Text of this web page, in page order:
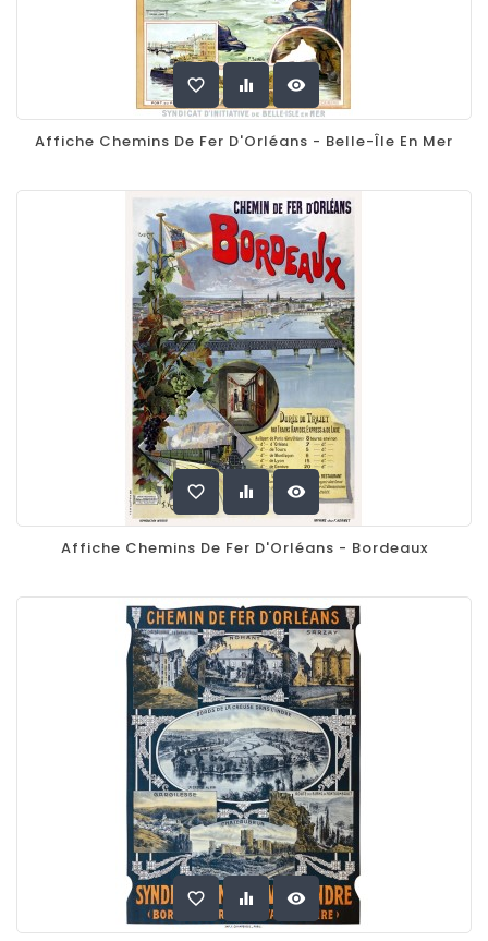
favorite_border equalizer visibility
Affiche Chemins De Fer D'Orléans - Belle-Île En Mer
favorite_border equalizer visibility
Affiche Chemins De Fer D'Orléans - Bordeaux
favorite_border equalizer visibility